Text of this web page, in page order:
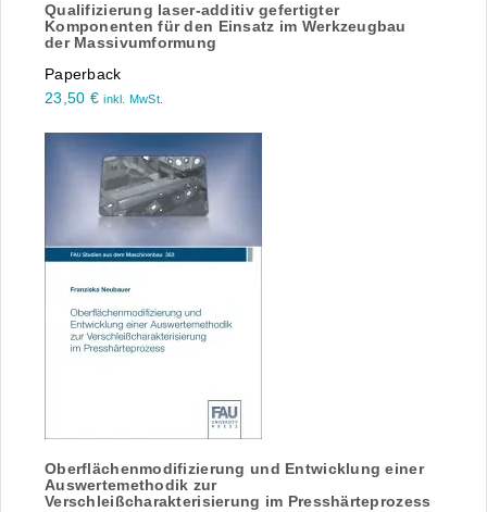
Qualifizierung laser-additiv gefertigter
Komponenten für den Einsatz im Werkzeugbau
der Massivumformung
Paperback
23,50 € inkl. MwSt.
Oberflächenmodifizierung und Entwicklung einer
Auswertemethodik zur
Verschleißcharakterisierung im Presshärteprozess